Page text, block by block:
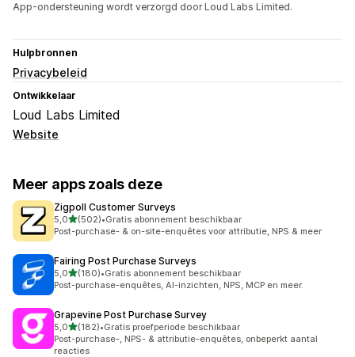
App-ondersteuning wordt verzorgd door Loud Labs Limited.
Hulpbronnen
Privacybeleid
Ontwikkelaar
Loud Labs Limited
Website
Meer apps zoals deze
Zigpoll Customer Surveys
5,0van 5 sterren
(502)
502 recensies in totaal
•Gratis abonnement beschikbaar
Post-purchase- & on-site-enquêtes voor attributie, NPS & meer
Fairing Post Purchase Surveys
5,0van 5 sterren
(180)
180 recensies in totaal
•Gratis abonnement beschikbaar
Post-purchase-enquêtes, AI-inzichten, NPS, MCP en meer.
Grapevine Post Purchase Survey
5,0van 5 sterren
(182)
182 recensies in totaal
•Gratis proefperiode beschikbaar
Post-purchase-, NPS- & attributie-enquêtes, onbeperkt aantal
reacties